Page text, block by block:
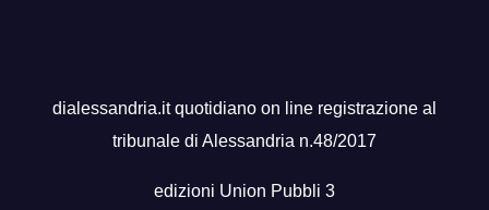
dialessandria.it quotidiano on line registrazione al
tribunale di Alessandria n.48/2017
edizioni Union Pubbli 3